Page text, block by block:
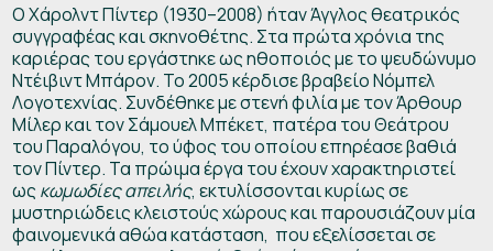
Ο Χάρολντ Πίντερ (1930–2008) ήταν Άγγλος θεατρικός
συγγραφέας και σκηνοθέτης. Στα πρώτα χρόνια της
καριέρας του εργάστηκε ως ηθοποιός με το ψευδώνυμο
Ντέιβιντ Μπάρον. Το 2005 κέρδισε βραβείο Νόμπελ
Λογοτεχνίας. Συνδέθηκε με στενή φιλία με τον Άρθουρ
Μίλερ και τον Σάμουελ Μπέκετ, πατέρα του Θεάτρου
του Παραλόγου, το ύφος του οποίου επηρέασε βαθιά
τον Πίντερ. Τα πρώιμα έργα του έχουν χαρακτηριστεί
ως κωμωδίες απειλής, εκτυλίσσονται κυρίως σε
μυστηριώδεις κλειστούς χώρους και παρουσιάζουν μία
φαινομενικά αθώα κατάσταση, που εξελίσσεται σε